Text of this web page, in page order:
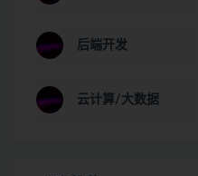
后端开发
云计算/大数据